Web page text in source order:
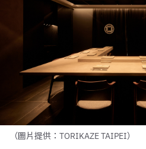
（圖片提供：TORIKAZE TAIPEI）